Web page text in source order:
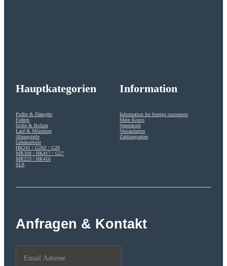
Hauptkategorien
Puffer & Dämpfer
Federn
Stifte & Bolzen
Lauf & Mündung
Abzugsteile
Gehäuseteile
HK241 / G28Z / G28
MR308 / HK417 / G27
MR223 / HK416
SL8
Information
Information for foreign customers
Mein Konto
Warenkorb
Versandarten
Zahlungsarten
Anfragen & Kontakt